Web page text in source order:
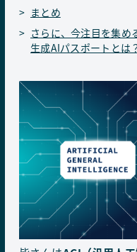
まとめ
さらに、今注目を集め
生成AIパスポートとは